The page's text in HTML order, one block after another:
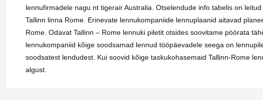
lennufirmadele nagu nt tigerair Australia. Otselendude info tabelis on
Tallinn linna Rome. Erinevate lennukompaniide lennuplaanid aitavad
Rome. Odavat Tallinn – Rome lennuki piletit otsides soovitame pöörata
lennukompaniid kõige soodsamad lennud tööpäevadele seega on
soodsatest lendudest. Kui soovid kõige taskukohasemaid Tallinn-Rome
algust.